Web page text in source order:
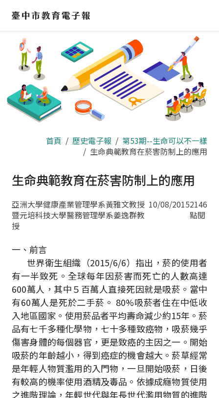
區
首頁 歷史電子報
第53期--生命可以不一樣
生命典範教育在菸害防制上的應用
生命典範教育在菸害防制上的應用
亞洲大學健康產業管理學系黃雅文教授
暨元培科技大學醫務管理學系姜逸群教
授
10/08/20152146
點閱
一、前言
世界衛生組織（2015/6/6）指出，菸的使用者
有一半致死。全球每年因菸害而死亡的人數高達
600萬人，其中５百萬人直接死因就是吸菸。當中
有60萬人是死於二手菸。 80%吸菸者住在中低收
入地區國家。使用菸品者平均壽命減少約15年。菸
品有七千多種化學物，七十多種致癌物，吸菸幾乎
傷害身體的每個器官，更是致癌的主因之一。開始
吸菸的年齡越小，得到癌症的機會越大。菸草經常
是年輕人物質濫用的入門物，一旦開始吸菸，日後
有較高的機率使用酒精及毒品。依據成癮物質使用
之進階理論，年輕世代與年長世代濫用物質的進階